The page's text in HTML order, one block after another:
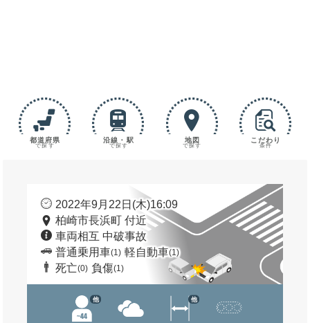
都道府県
で探す
沿線・駅
で探す
地図
で探す
こだわり
条件
2022年9月22日(木)16:09
柏崎市長浜町 付近
車両相互 中破事故
普通乗用車(1) 軽自動車(1)
死亡(0) 負傷(1)
他 他